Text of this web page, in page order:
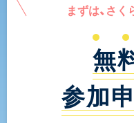
まずは、さ
無
参加